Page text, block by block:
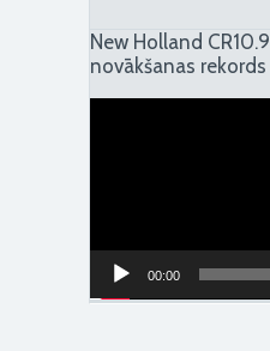
New Holland
novākšanas
00:00